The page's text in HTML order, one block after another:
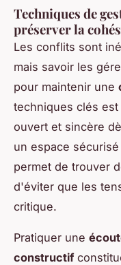
Techniques de
préserver la
Les conflits sont
mais savoir les
pour maintenir une
techniques clés
ouvert et sincère
un espace
permet de trouver
d'éviter que les
critique.
Pratiquer une
constructif